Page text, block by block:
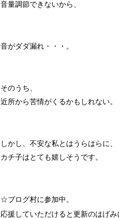
音量調節できないから、
音がダダ漏れ・・・。
そのうち、
近所から苦情がくるかもしれない。
しかし、不安な私とはうらはらに、
カチ子はとても嬉しそうです。
☆ブログ村に参加中。
応援していただけると更新のはげみ